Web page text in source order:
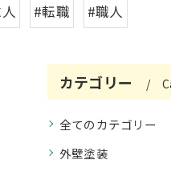
#転職 #職人
カテゴリー
全てのカテゴリー
外壁塗装